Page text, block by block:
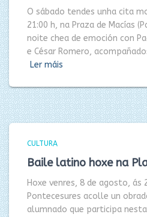
O sábado tendes unha cita
21:00 h, na Praza de Macías
noite chea de emoción con
e César Romero,
Ler máis
CULTURA
Baile latino hoxe na
Hoxe venres, 8 de agosto, ás
Pontecesures acolle un
alumnado que participa